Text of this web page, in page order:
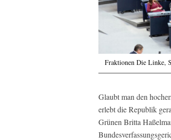
Fraktionen Die Linke,
Glaubt man den
erlebt die Republik
Grünen Britta